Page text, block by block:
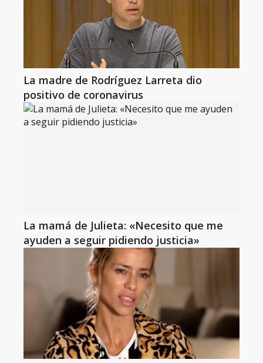
La madre de Rodríguez Larreta dio
positivo de coronavirus
La mamá de Julieta: «Necesito que me
ayuden a seguir pidiendo justicia»